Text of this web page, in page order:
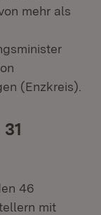
mehr als
(Enzkreis).
46
mit